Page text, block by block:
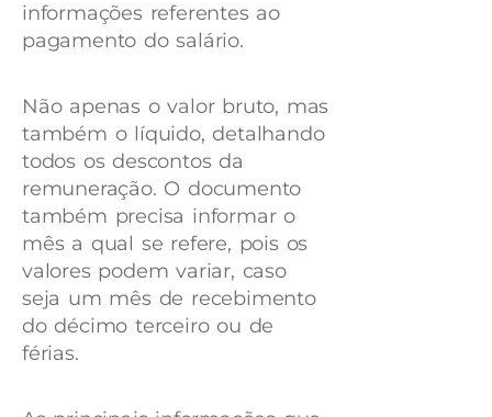
informações referentes ao
pagamento do salário.
Não apenas o valor bruto, mas
também o líquido, detalhando
todos os descontos da
remuneração. O documento
também precisa informar o
mês a qual se refere, pois os
valores podem variar, caso
seja um mês de recebimento
do décimo terceiro ou de
férias.